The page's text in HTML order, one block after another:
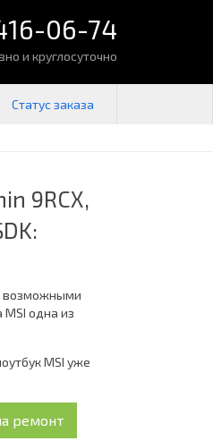
06-74
и круглосуточно
9RCX,
возможными
одна из
MSI уже